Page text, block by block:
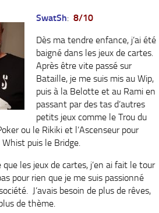
SwatSh: 8/10
Dès ma tendre enfance, j’ai été
baigné dans les jeux de cartes.
Après être vite passé sur
Bataille, je me suis mis au Wip,
puis à la Belotte et au Rami en
passant par des tas d’autres
petits jeux comme le Trou du
ou le Rikiki et l’Ascenseur pour
puis le Bridge.
que les jeux de cartes, j’en ai fait le tour
pour rien que je me suis passionné
J’avais besoin de plus de rêves,
de thème.